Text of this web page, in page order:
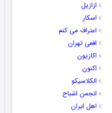
ازازیل
اسکار
اعتراف می کنم
افعی تهران
اکازیون
اکنون
الکلاسیکو
انجمن اشباح
اهل ایران